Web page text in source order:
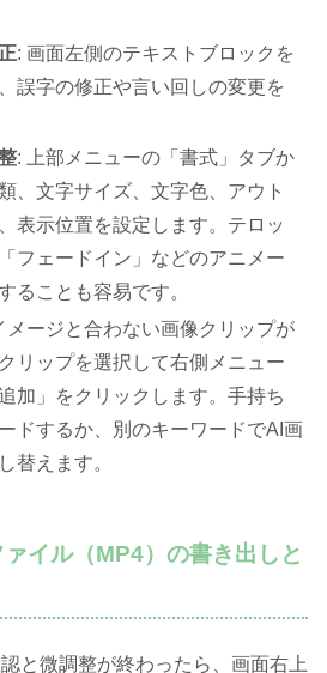
: 画面左側のテキストブロックを
誤字の修正や言い回しの変更を
: 上部メニューの「書式」タブか
、文字サイズ、文字色、アウト
表示位置を設定します。テロッ
フェードイン」などのアニメー
ることも容易です。
メージと合わない画像クリップが
リップを選択して右側メニュー
加」をクリックします。手持ち
ドするか、別のキーワードでAI画
替えます。
イル（MP4）の書き出しと
と微調整が終わったら、画面右上